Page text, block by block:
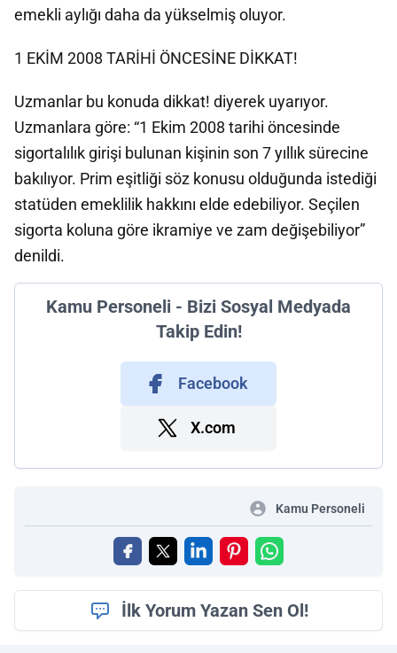
emekli aylığı daha da yükselmiş oluyor.
1 EKİM 2008 TARİHİ ÖNCESİNE DİKKAT!
Uzmanlar bu konuda dikkat! diyerek uyarıyor.
Uzmanlara göre: “1 Ekim 2008 tarihi öncesinde
sigortalılık girişi bulunan kişinin son 7 yıllık sürecine
bakılıyor. Prim eşitliği söz konusu olduğunda istediği
statüden emeklilik hakkını elde edebiliyor. Seçilen
sigorta koluna göre ikramiye ve zam değişebiliyor”
denildi.
Kamu Personeli - Bizi Sosyal Medyada
Takip Edin!
Facebook
X.com
Kamu Personeli
İlk Yorum Yazan Sen Ol!